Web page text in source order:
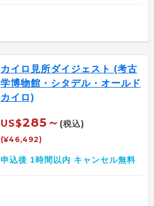
カイロ見所ダイジェスト (考古
学博物館・シタデル・オールド
カイロ)
US$285～ (税込)
(¥46,492)
申込後 1時間以内 キャンセル無料